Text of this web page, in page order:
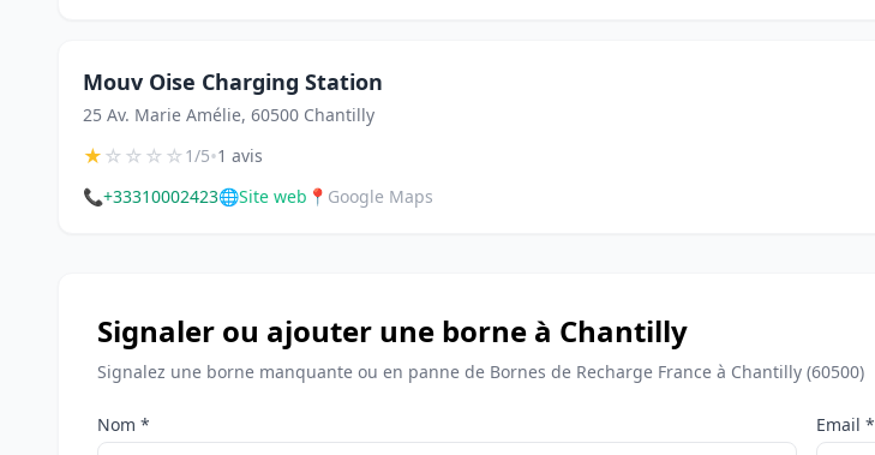
Mouv Oise Charging Station
25 Av. Marie Amélie, 60500 Chantilly
★☆☆☆☆1/5•1 avis
📞+33310002423🌐Site web 📍 Google Maps
Signaler ou ajouter une borne à Chantilly
Signalez une borne manquante ou en panne de Bornes de Recharge France à Chantilly (60500)
Nom * Email *